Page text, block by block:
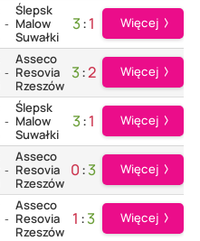
-
Ślepsk
Malow
Suwałki
3:1 Więcej
-
Asseco
Resovia
Rzeszów
3:2 Więcej
-
Ślepsk
Malow
Suwałki
3:1 Więcej
-
Asseco
Resovia
Rzeszów
0:3 Więcej
-
Asseco
Resovia
Rzeszów
1 :3 Więcej